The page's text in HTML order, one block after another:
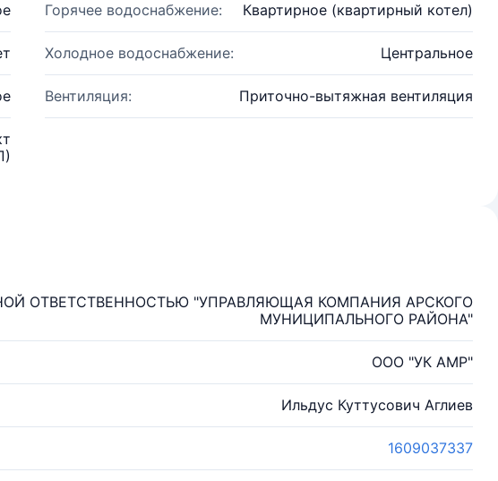
Горячее водоснабжение: Квартирное (квартирный котел)
Холодное водоснабжение: Центральное
Вентиляция: Приточно-вытяжная вентиляция
ОТВЕТСТВЕННОСТЬЮ "УПРАВЛЯЮЩАЯ КОМПАНИЯ АРСКОГО
МУНИЦИПАЛЬНОГО РАЙОНА"
ООО "УК АМР"
Ильдус Куттусович Аглиев
1609037337